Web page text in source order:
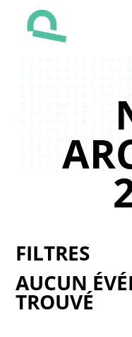
AUCUN
TROUVÉ
FILTRES